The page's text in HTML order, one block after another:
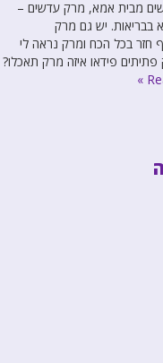
מבית אמא, מרק עדשים –
בבריאות. יש גם מרק
חזר בכל הכח ומרק נראה לי
פידאו איזה מרק תאכלו?